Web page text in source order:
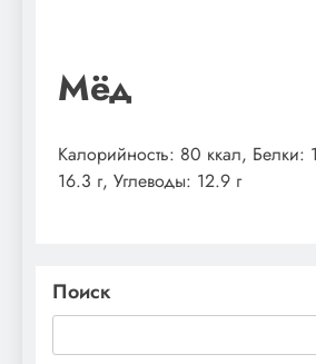
Мёд
Калорийность: 80 ккал, Белки:
16.3 г, Углеводы: 12.9 г
Поиск